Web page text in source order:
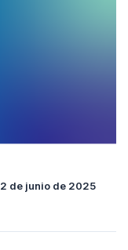
2 de junio de 2025